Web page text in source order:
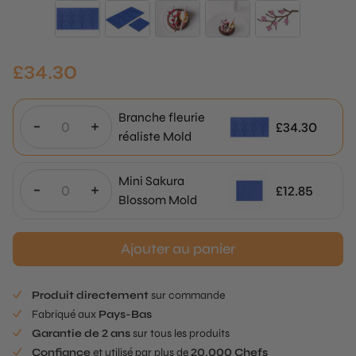
£34.30
- +
Branche fleurie
réaliste Mold
£34.30
- +
Mini Sakura
Blossom Mold
£12.85
Ajouter au panier
Produit directementsur commande
Fabriqué aux Pays-Bas
Garantie de 2 anssur tous les produits
Confiance et utilisé par plus de20.000 Chefs